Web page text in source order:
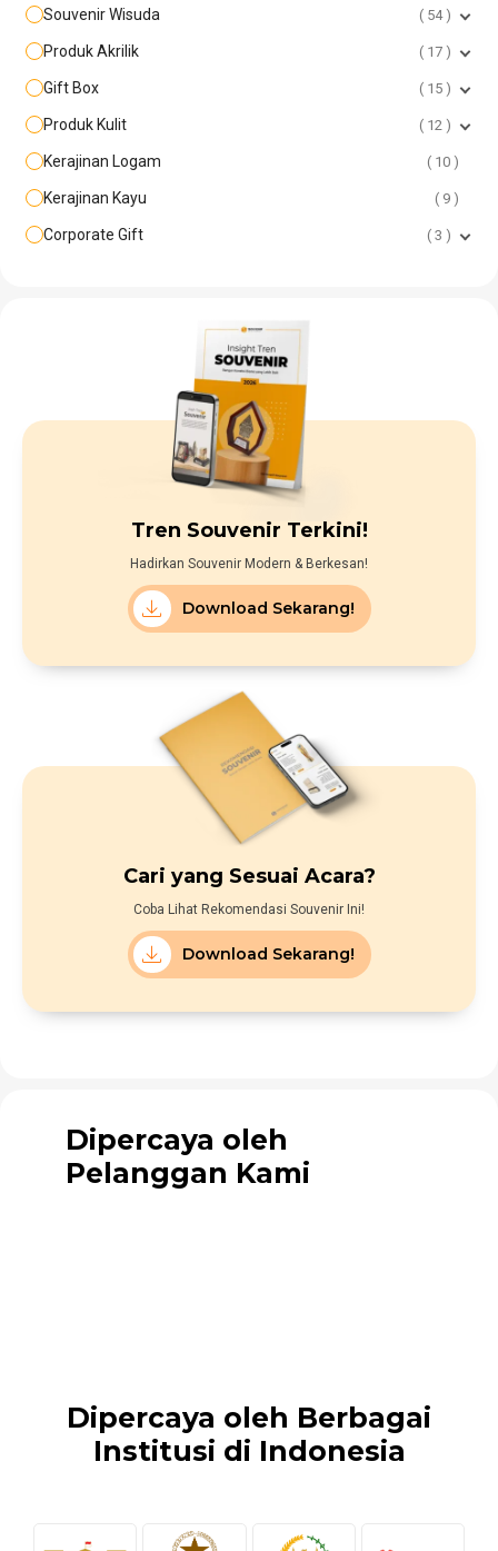
Souvenir Wisuda 54
Produk Akrilik 17
Gift Box 15
Produk Kulit 12
Kerajinan Logam 10
Kerajinan Kayu 9
Corporate Gift 3
Tren Souvenir Terkini!
Hadirkan Souvenir Modern & Berkesan!
Download Sekarang!
Cari yang Sesuai Acara?
Coba Lihat Rekomendasi Souvenir Ini!
Download Sekarang!
Dipercaya oleh
Pelanggan Kami
Dipercaya oleh Berbagai
Institusi di Indonesia